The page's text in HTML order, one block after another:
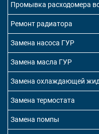
Промывка расходомера
Ремонт радиатора
Замена насоса ГУР
Замена масла ГУР
Замена охлаждающей
Замена термостата
Замена помпы